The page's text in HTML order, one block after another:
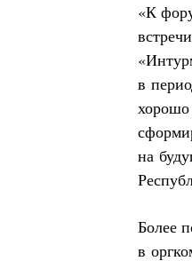
«К
в
на
Более
в